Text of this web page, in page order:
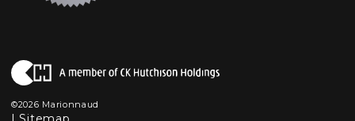
©2026 Marionnaud